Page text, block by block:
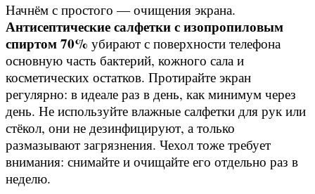
Начнём с простого — очищения экрана.
Антисептические салфетки с изопропиловым
спиртом 70% убирают с поверхности телефона
основную часть бактерий, кожного сала и
косметических остатков. Протирайте экран
регулярно: в идеале раз в день, как минимум через
день. Не используйте влажные салфетки для рук или
стёкол, они не дезинфицируют, а только
размазывают загрязнения. Чехол тоже требует
внимания: снимайте и очищайте его отдельно раз в
неделю.